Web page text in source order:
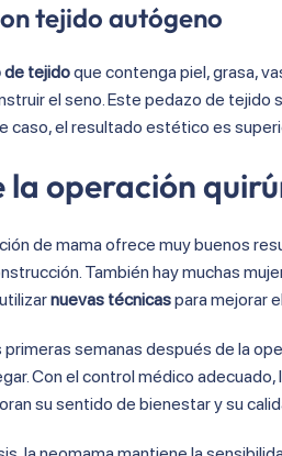
tejido autógeno
de tejidoque contenga piel, grasa,
el seno. Este pedazo de
caso, el resultado estético es
la operación
de mama ofrece muy buenos
También hay muchas
nuevas técnicaspara mejorar
primeras semanas después de la
Con el control médico
su sentido de bienestar y su